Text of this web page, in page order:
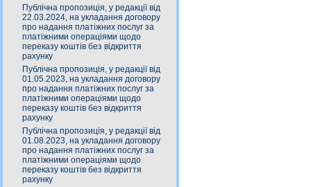
Публічна пропозиція, у редакції від
22.03.2024, на укладання договору
про надання платіжних послуг за
платіжними операціями щодо
переказу коштів без відкриття
рахунку
Публічна пропозиція, у редакції від
01.05.2023, на укладання договору
про надання платіжних послуг за
платіжними операціями щодо
переказу коштів без відкриття
рахунку
Публічна пропозиція, у редакції від
01.08.2023, на укладання договору
про надання платіжних послуг за
платіжними операціями щодо
переказу коштів без відкриття
рахунку